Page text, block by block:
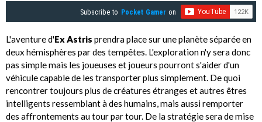
Subscribe to Pocket Gamer on
L'aventure d'Ex Astris prendra place sur une planète séparée en
deux hémisphères par des tempêtes. L'exploration n'y sera donc
pas simple mais les joueuses et joueurs pourront s'aider d'un
véhicule capable de les transporter plus simplement. De quoi
rencontrer toujours plus de créatures étranges et autres êtres
intelligents ressemblant à des humains, mais aussi remporter
des affrontements au tour par tour. De la stratégie sera de mise